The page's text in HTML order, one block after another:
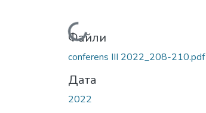
Вантажиться...
Файли
conferens III 2022_208-210.pdf
Дата
2022